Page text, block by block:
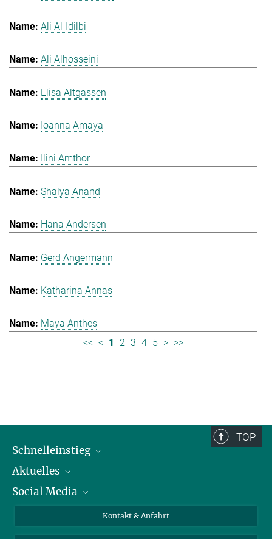
Ali Al-Idilbi
Ali Alhosseini
Elisa Altgassen
Ioanna Amaya
Ilini Amthor
Shalya Anand
Hana Andersen
Gerd Angermann
Katharina Annas
Maya Anthes
<< < 1 2 3 4 5 > >>
TOP
Schnelleinstieg
Personen
Pressebereich
Aktuelles
Stellenangebote
Social Media
X
Kontakt & Anfahrt